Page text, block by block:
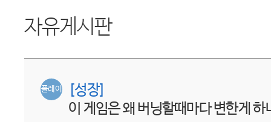
자유게시판
플레이
[성장]
이 게임은 왜 버닝할때마다 변한게